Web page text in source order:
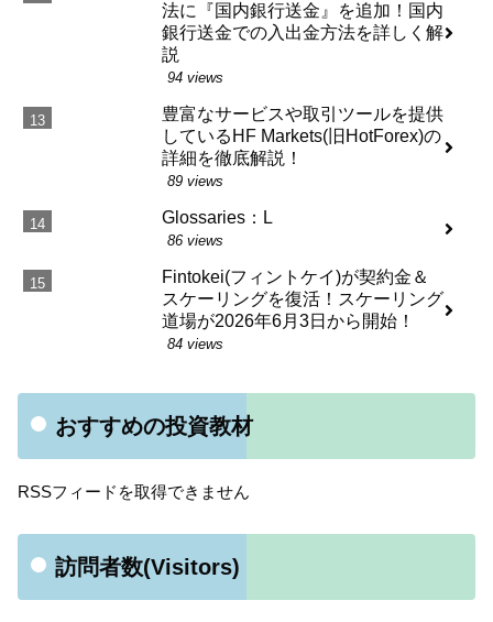
法に『国内銀行送金』を追加！国内
銀行送金での入出金方法を詳しく解
説
94 views
豊富なサービスや取引ツールを提供
しているHF Markets(旧HotForex)の
詳細を徹底解説！
89 views
Glossaries：L
86 views
Fintokei(フィントケイ)が契約金＆
スケーリングを復活！スケーリング
道場が2026年6月3日から開始！
84 views
おすすめの投資教材
RSSフィードを取得できません
訪問者数(Visitors)